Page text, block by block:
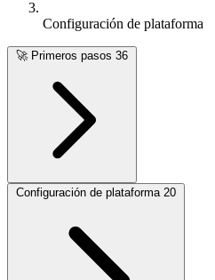
Configuración de plataforma
🚀 Primeros pasos 36
Configuración de plataforma 20